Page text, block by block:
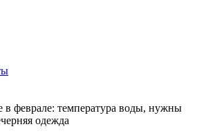
в феврале: температура воды, нужны
одежда